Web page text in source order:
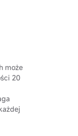
może
20